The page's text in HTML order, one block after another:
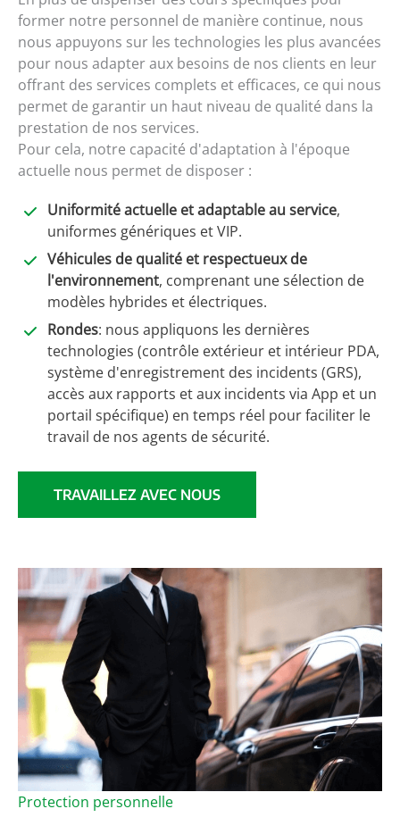
former notre personnel de manière continue, nous
nous appuyons sur les technologies les plus avancées
pour nous adapter aux besoins de nos clients en leur
offrant des services complets et efficaces, ce qui nous
permet de garantir un haut niveau de qualité dans la
prestation de nos services.
Pour cela, notre capacité d'adaptation à l'époque
actuelle nous permet de disposer :
Uniformité actuelle et adaptable au service,
uniformes génériques et VIP.
Véhicules de qualité et respectueux de
l'environnement, comprenant une sélection de
modèles hybrides et électriques.
Rondes: nous appliquons les dernières
technologies (contrôle extérieur et intérieur PDA,
système d'enregistrement des incidents (GRS),
accès aux rapports et aux incidents via App et un
portail spécifique) en temps réel pour faciliter le
travail de nos agents de sécurité.
TRAVAILLEZ AVEC NOUS
Protection personnelle